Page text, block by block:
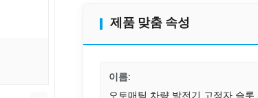
제품 맞춤 속성
이름:
오토매틱 차량 발전기 고정자 슬롯